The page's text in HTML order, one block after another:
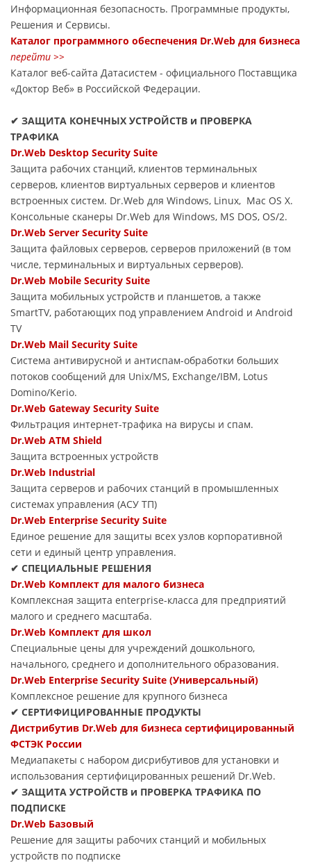
Информационная безопасность. Программные продукты,
Решения и Сервисы.
Каталог программного обеспечения Dr.Web для бизнеса
перейти >>
Каталог веб-сайта Датасиcтем - официального Поставщика
«Доктор Веб» в Российской Федерации.
✔ ЗАЩИТА КОНЕЧНЫХ УСТРОЙСТВ и ПРОВЕРКА
ТРАФИКА
Dr.Web Desktop Security Suite
Защита рабочих станций, клиентов терминальных
серверов, клиентов виртуальных серверов и клиентов
встроенных систем. Dr.Web для Windows, Linux, Mac OS X.
Консольные сканеры Dr.Web для Windows, MS DOS, OS/2.
Dr.Web Server Security Suite
Защита файловых серверов, серверов приложений (в том
числе, терминальных и виртуальных серверов).
Dr.Web Mobile Security Suite
Защита мобильных устройств и планшетов, а также
SmartTV, работающих под управлением Android и Android
TV
Dr.Web Mail Security Suite
Система антивирусной и антиспам-обработки больших
потоков сообщений для Unix/MS, Exchange/IBM, Lotus
Domino/Kerio.
Dr.Web Gateway Security Suite
Фильтрация интернет-трафика на вирусы и спам.
Dr.Web ATM Shield
Защита встроенных устройств
Dr.Web Industrial
Защита серверов и рабочих станций в промышленных
системах управления (АСУ ТП)
Dr.Web Enterprise Security Suite
Единое решение для защиты всех узлов корпоративной
сети и единый центр управления.
✔ СПЕЦИАЛЬНЫЕ РЕШЕНИЯ
Dr.Web Комплект для малого бизнеса
Комплексная защита enterprise-класса для предприятий
малого и среднего масштаба.
Dr.Web Комплект для школ
Специальные цены для учреждений дошкольного,
начального, среднего и дополнительного образования.
Dr.Web Enterprise Security Suite (Универсальный)
Комплексное решение для крупного бизнеса
✔ СЕРТИФИЦИРОВАННЫЕ ПРОДУКТЫ
Дистрибутив Dr.Web для бизнеса сертифицированный
ФСТЭК России
Медиапакеты с набором дисрибутивов для установки и
использования сертифицированных решений Dr.Web.
✔ ЗАЩИТА УСТРОЙСТВ и ПРОВЕРКА ТРАФИКА ПО
ПОДПИСКЕ
Dr.Web Базовый
Решение для защиты рабочих станций и мобильных
устройств по подписке